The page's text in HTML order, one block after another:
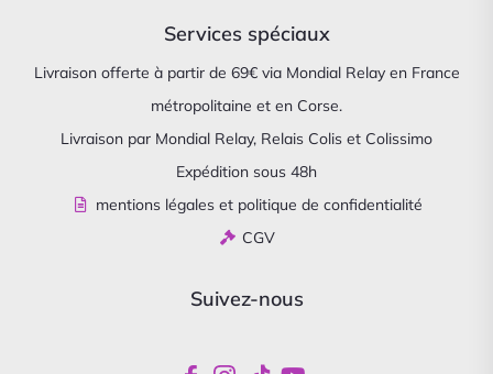
Services spéciaux
Livraison offerte à partir de 69€ via Mondial Relay en France
métropolitaine et en Corse.
Livraison par Mondial Relay, Relais Colis et Colissimo
Expédition sous 48h
mentions légales et politique de confidentialité
CGV
Suivez-nous